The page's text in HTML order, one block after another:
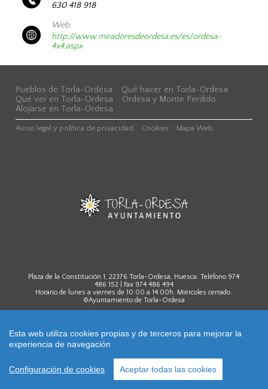
630 418 918
Web:
http://www.miradoresdeordesa.es/es/ordesa-
4x4.aspx
Pueblos de Torla-Ordesa
Qué hacer en Torla-Ordesa
Qué ver en Torla-Ordesa
Ordesa y Monte Perdido
Alojarse en Torla-Ordesa
Aviso legal y política de privacidad Cookies Mapa Web
Plaza de la Constitución 1, 22376 Torla-Ordesa, Huesca. Teléfono 974
486 152 | Fax 974 486 494
Horario de lunes a viernes de 10:00 a 14:00h. Miércoles cerrado.
©Ayuntamiento de Torla-Ordesa
Esta web utiliza cookies propias y de terceros para mejorar la
experiencia de navegación
Configuración de cookies Aceptar todas las cookies